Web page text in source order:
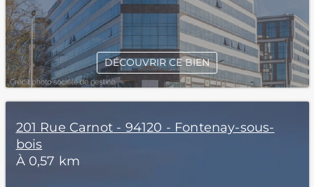
DÉCOUVRIR CE BIEN
201 Rue Carnot - 94120 - Fontenay-sous-
bois
À 0,57 km